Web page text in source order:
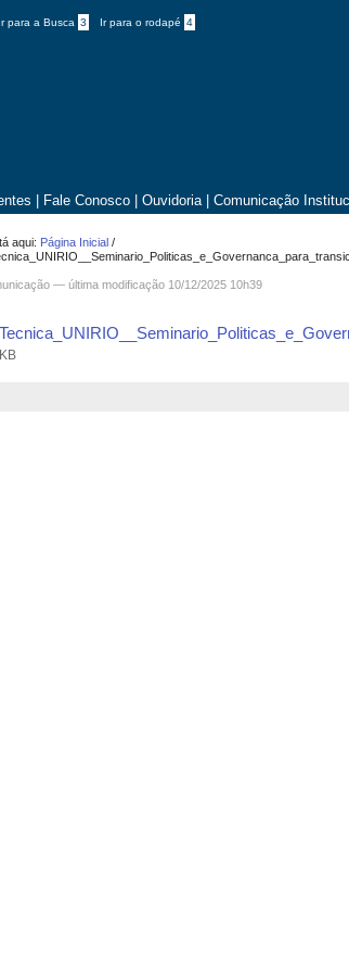
Ir para a Busca 3 Ir para o rodapé 4
Fale Conosco Ouvidoria Comunicação
aqui: Página Inicial /
—última modificação 10/12/2025 10h39